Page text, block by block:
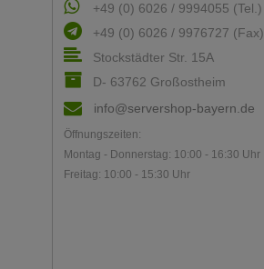
+49 (0) 6026 / 9994055 (Tel.)
+49 (0) 6026 / 9976727 (Fax)
Stockstädter Str. 15A
D- 63762 Großostheim
info@servershop-bayern.de
Öffnungszeiten:
Montag - Donnerstag: 10:00 - 16:30 Uhr
Freitag: 10:00 - 15:30 Uhr